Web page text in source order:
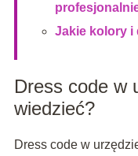
Jakie kolory i
Dress code w
wiedzieć?
Dress code w